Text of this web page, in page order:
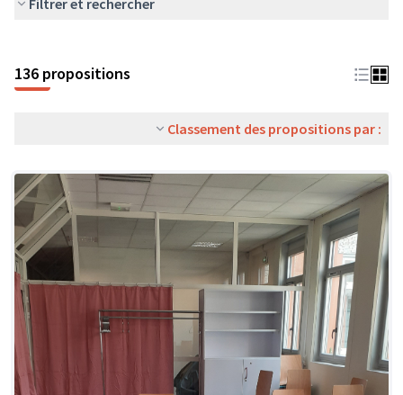
Filtrer et rechercher
136 propositions
Classement des propositions par :